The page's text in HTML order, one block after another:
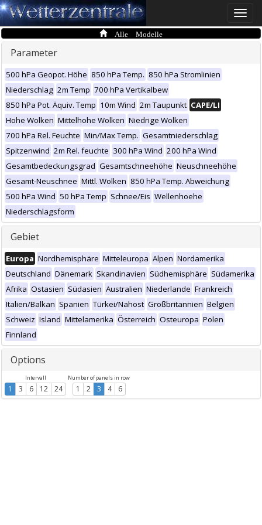
Toggle
Alle Modelle
Parameter
500 hPa Geopot. Höhe 850 hPa Temp. 850 hPa Stromlinien
Niederschlag 2m Temp 700 hPa Vertikalbew
850 hPa Pot. Äquiv. Temp 10m Wind 2m Taupunkt CAPE/LI
Hohe Wolken Mittelhohe Wolken Niedrige Wolken
700 hPa Rel. Feuchte Min/Max Temp. Gesamtniederschlag
Spitzenwind 2m Rel. feuchte 300 hPa Wind 200 hPa Wind
Gesamtbedeckungsgrad Gesamtschneehöhe Neuschneehöhe
Gesamt-Neuschnee Mittl. Wolken 850 hPa Temp. Abweichung
500 hPa Wind 50 hPa Temp Schnee/Eis Wellenhoehe
Niederschlagsform
Gebiet
Europa Nordhemisphäre Mitteleuropa Alpen Nordamerika
Deutschland Dänemark Skandinavien Südhemisphäre Südamerika
Afrika Ostasien Südasien Australien Niederlande Frankreich
Italien/Balkan Spanien Türkei/Nahost Großbritannien Belgien
Schweiz Island Mittelamerika Österreich Osteuropa Polen
Finnland
Options
Intervall
1 3 6 12 24
Number of panels in row
1 2 3 4 6